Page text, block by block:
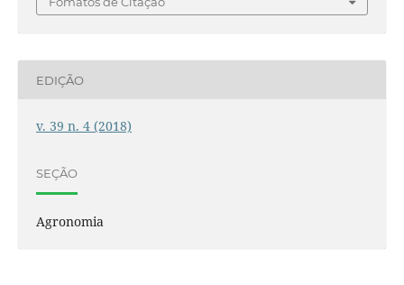
EDIÇÃO
v. 39 n. 4 (2018)
SEÇÃO
Agronomia